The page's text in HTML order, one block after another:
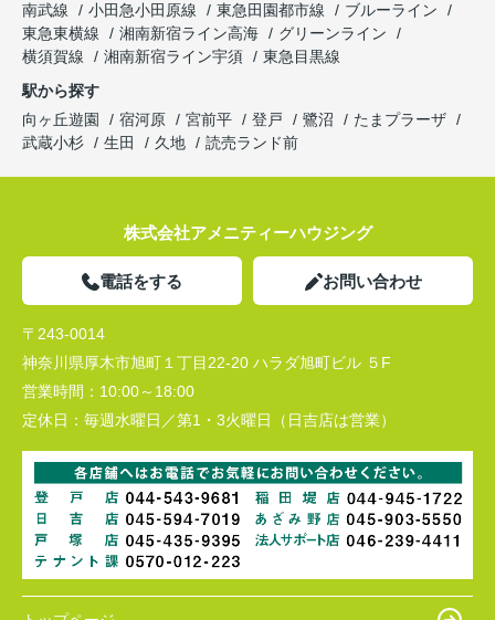
南武線
小田急小田原線 東急田園都市線
ブルーライン
東急東横線
湘南新宿ライン高海
グリーンライン
横須賀線
湘南新宿ライン宇須
東急目黒線
駅から探す
向ヶ丘遊園
宿河原 宮前平 登戸 鷺沼
たまプラーザ
武蔵小杉
生田 久地 読売ランド前
株式会社アメニティーハウジング
電話をする お問い合わせ
〒243-0014
神奈川県厚木市旭町１丁目22-20 ハラダ旭町ビル ５F
営業時間： 10:00～18:00
定休日： 毎週水曜日／第1・3火曜日（日吉店は営業）